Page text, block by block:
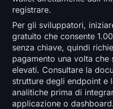
registrare.
Per gli sviluppatori,
gratuito che consente
senza chiave, quindi
pagamento una volta
elevati. Consultare la
strutture degli endpoint e
analitiche prima di
applicazione o dashboard.